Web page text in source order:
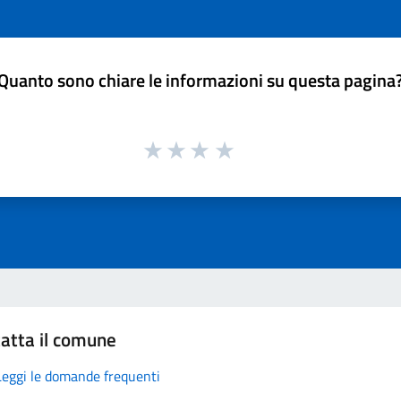
sono chiare le informazioni su questa
il comune
le domande frequenti